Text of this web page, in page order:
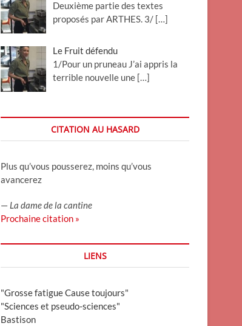
Deuxième partie des textes
proposés par ARTHES. 3/ […]
Le Fruit défendu
1/Pour un pruneau J’ai appris la
terrible nouvelle une […]
CITATION AU HASARD
Plus qu’vous pousserez, moins qu’vous
avancerez
— La dame de la cantine
Prochaine citation »
LIENS
"Grosse fatigue Cause toujours"
"Sciences et pseudo-sciences"
Bastison